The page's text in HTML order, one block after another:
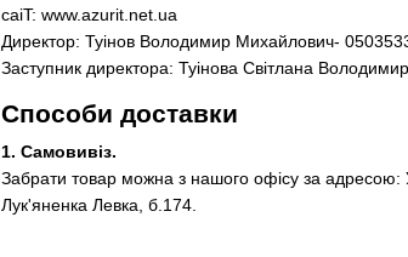
caiT: www.azurit.net.ua
Директор: Туінов Володимир Михайлович-
Заступник директора: Туінова Світлана
Способи доставки
1. Самовивіз.
Забрати товар можна з нашого офісу за адресою:
Лук'яненка Левка, б.174.